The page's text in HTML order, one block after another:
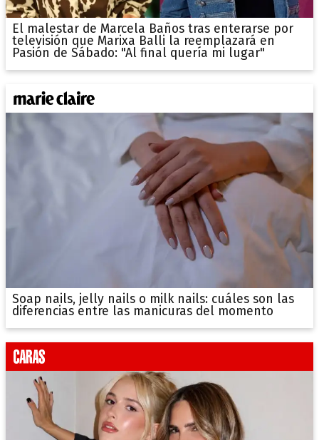
El malestar de Marcela Baños tras enterarse por
televisión que Marixa Balli la reemplazará en
Pasión de Sábado: "Al final quería mi lugar"
Soap nails, jelly nails o milk nails: cuáles son las
diferencias entre las manicuras del momento